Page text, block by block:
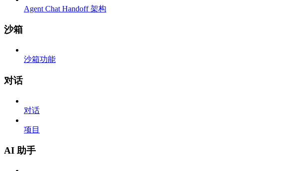
Agent Chat Handoff 架构
沙箱
沙箱功能
对话
对话
项目
AI 助手